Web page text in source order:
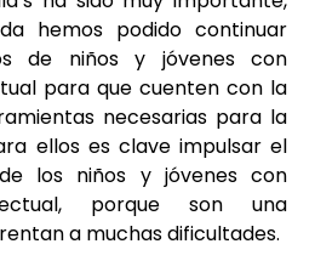
hemos podido continuar
de niños y jóvenes con
para que cuenten con la
necesarias para la
ellos es clave impulsar el
los niños y jóvenes con
porque son una
a muchas dificultades.